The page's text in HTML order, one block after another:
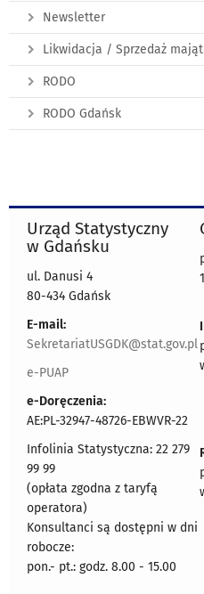
Newsletter
Likwidacja / Sprzedaż
RODO
RODO Gdańsk
Urząd Statystyczny
w Gdańsku
ul. Danusi 4
80-434 Gdańsk
E-mail:
SekretariatUSGDK@stat.gov.pl
e-PUAP
e-Doręczenia:
AE:PL-32947-48726-EBWVR-22
Infolinia Statystyczna: 22 279
99 99
(opłata zgodna z taryfą
operatora)
Konsultanci są dostępni w dni
robocze:
pon.- pt.: godz. 8.00 - 15.00